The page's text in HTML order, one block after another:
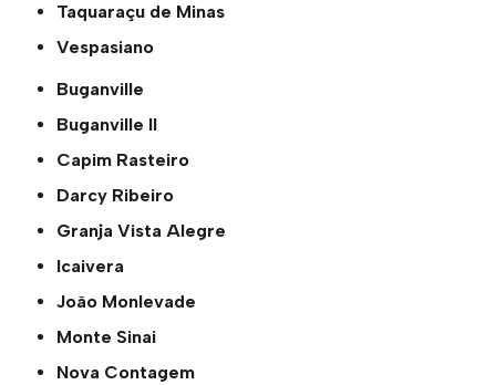
Taquaraçu de Minas
Vespasiano
Buganville
Buganville ll
Capim Rasteiro
Darcy Ribeiro
Granja Vista Alegre
Icaivera
João Monlevade
Monte Sinai
Nova Contagem